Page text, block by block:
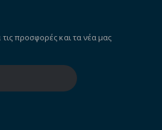
προσφορές και τα νέα μας